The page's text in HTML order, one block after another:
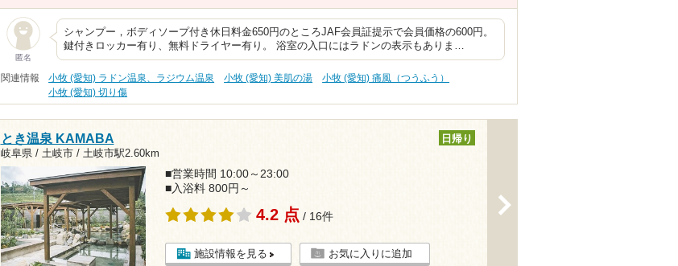
匿名
シャンプー，ボディソープ付き休日料金650円のところJAF会員証提示で会員価格の600円。
鍵付きロッカー有り、無料ドライヤー有り。 浴室の入口にはラドンの表示もありま…
関連情報 小牧 (愛知) ラドン温泉、ラジウム温泉 小牧 (愛知) 美肌の湯
小牧 (愛知) 痛風（つうふう）
小牧 (愛知) 切り傷
とき温泉 KAMABA
岐阜県 / 土岐市 / 土岐市駅2.60km
日帰り
■営業時間 10:00～23:00
■入浴料 800円～
4.2 点 / 16件
施設情報を見る お気に入りに追加